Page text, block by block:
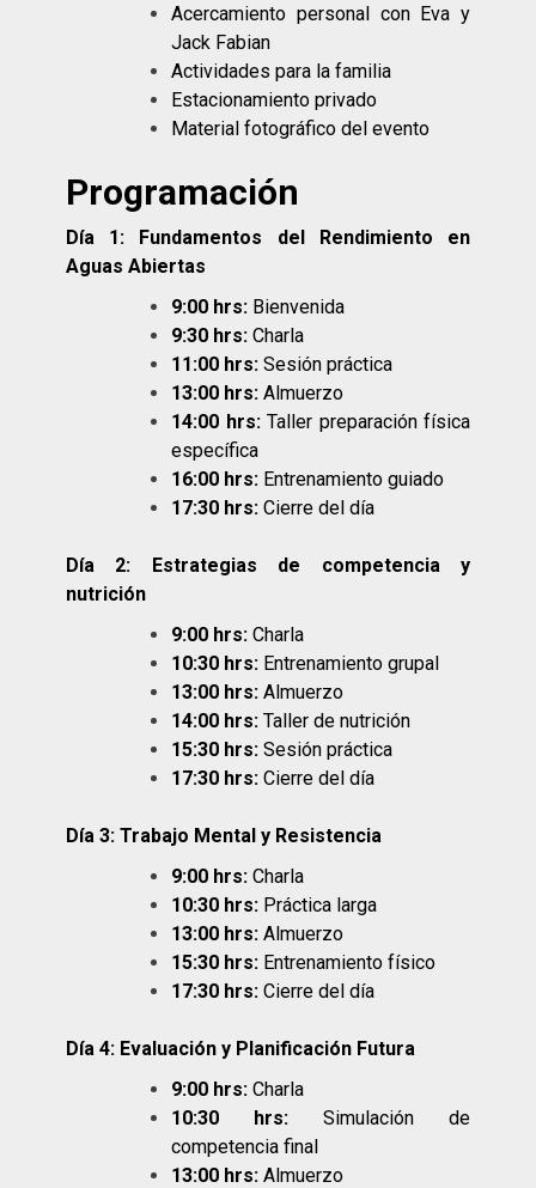
Acercamiento personal con Eva y
Jack Fabian
Actividades para la familia
Estacionamiento privado
Material fotográfico del evento
Programación
Día 1: Fundamentos del Rendimiento en
Aguas Abiertas
9:00 hrs: Bienvenida
9:30 hrs: Charla
11:00 hrs: Sesión práctica
13:00 hrs: Almuerzo
14:00 hrs:Taller preparación física
específica
16:00 hrs: Entrenamiento guiado
17:30 hrs: Cierre del día
Día 2: Estrategias de competencia y
nutrición
9:00 hrs: Charla
10:30 hrs: Entrenamiento grupal
13:00 hrs: Almuerzo
14:00 hrs: Taller de nutrición
15:30 hrs: Sesión práctica
17:30 hrs: Cierre del día
Día 3: Trabajo Mental y Resistencia
9:00 hrs: Charla
10:30 hrs: Práctica larga
13:00 hrs: Almuerzo
15:30 hrs: Entrenamiento físico
17:30 hrs: Cierre del día
Día 4: Evaluación y Planificación Futura
9:00 hrs: Charla
10:30 hrs: Simulación de
competencia final
13:00 hrs: Almuerzo